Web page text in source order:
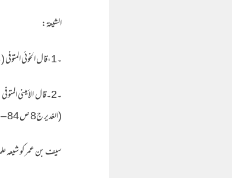
الشيعة:
۔1،قال الخوئي المتوفى ( 1413هـ) : ( سيف بن عمر الوضاع الكذاب ).معجم رجال الحديث ج11 ص 207)
(الغدير ج8 ص 84 – 85 و 140 – 141 و 327 و 351)
سیف بن عمر کو شیعہ